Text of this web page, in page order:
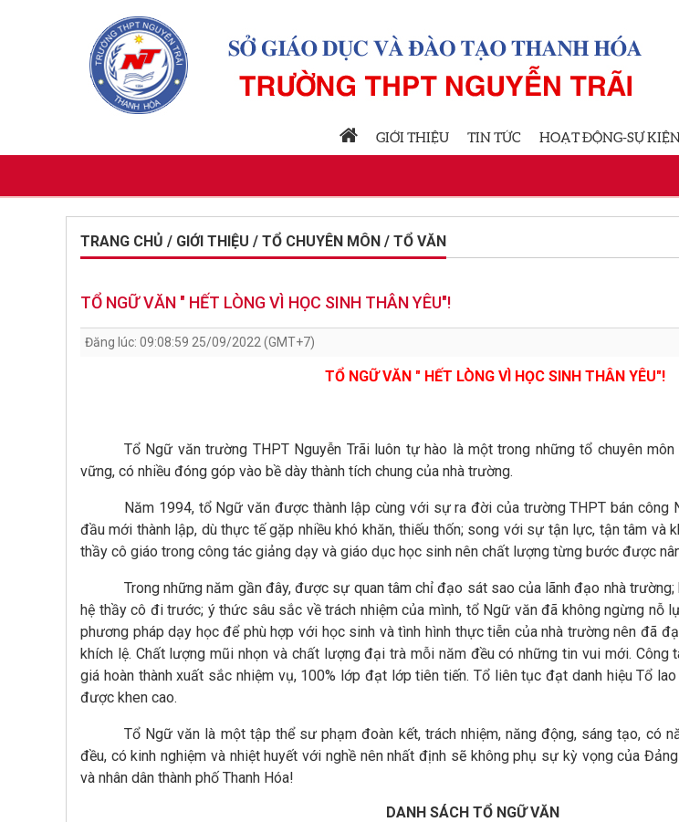
GIỚI THIỆU TIN TỨC HOẠT ĐỘNG-SỰ
TRANG CHỦ / GIỚI THIỆU / TỔ CHUYÊN MÔN / TỔ VĂN
TỔ NGỮ VĂN " HẾT LÒNG VÌ HỌC SINH THÂN YÊU"!
Đăng lúc: 09:08:59 25/09/2022 (GMT+7)
TỔ NGỮ VĂN " HẾT LÒNG VÌ HỌC SINH THÂN YÊU"!
Tổ Ngữ văn trường THPT Nguyễn Trãi luôn tự hào là một trong những tổ chuyên
vững, có nhiều đóng góp vào bề dày thành tích chung của nhà trường.
Năm 1994, tổ Ngữ văn được thành lập cùng với sự ra đời của trường THPT bán công
đầu mới thành lập, dù thực tế gặp nhiều khó khăn, thiếu thốn; song với sự tận lực, tận tâm và
thầy cô giáo trong công tác giảng dạy và giáo dục học sinh nên chất lượng từng bước được
Trong những năm gần đây, được sự quan tâm chỉ đạo sát sao của lãnh đạo nhà trường;
hệ thầy cô đi trước; ý thức sâu sắc về trách nhiệm của mình, tổ Ngữ văn đã không ngừng nỗ
phương pháp dạy học để phù hợp với học sinh và tình hình thực tiễn của nhà trường nên đã
khích lệ. Chất lượng mũi nhọn và chất lượng đại trà mỗi năm đều có những tin vui mới. Công
giá hoàn thành xuất sắc nhiệm vụ, 100% lớp đạt lớp tiên tiến. Tổ liên tục đạt danh hiệu Tổ
được khen cao.
Tổ Ngữ văn là một tập thể sư phạm đoàn kết, trách nhiệm, năng động, sáng tạo, có
đều, có kinh nghiệm và nhiệt huyết với nghề nên nhất định sẽ không phụ sự kỳ vọng của
và nhân dân thành phố Thanh Hóa!
DANH SÁCH TỔ NGỮ VĂN